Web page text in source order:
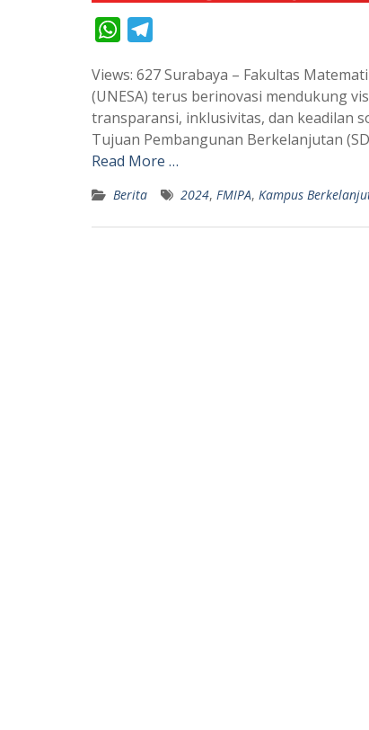
W
a
t
A
p
l
e
r
m
Views: 627 Surabaya – Fakultas
(UNESA) terus berinovasi mendukung
transparansi, inklusivitas, dan keadilan
Tujuan Pembangunan Berkelanjutan
Read More …
Berita 2024, FMIPA, Kampus